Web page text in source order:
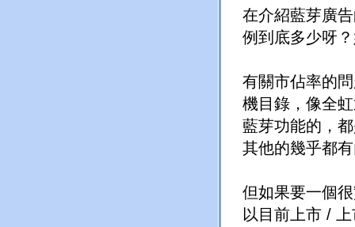
在介紹藍芽廣
例到底多少呀
有關市佔率的
機目錄，像全
藍芽功能的，
其他的幾乎都
但如果要一個
以目前上市 /